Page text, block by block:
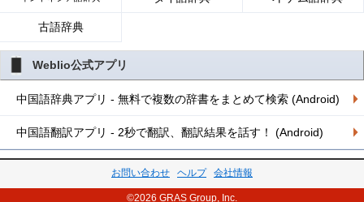
古語辞典
Weblio公式アプリ
中国語辞典アプリ - 無料で複数の辞書をまとめて検索 (Android)
中国語翻訳アプリ - 2秒で翻訳、翻訳結果を話す！ (Android)
お問い合わせ ヘルプ 会社情報
©2026 GRAS Group, Inc.